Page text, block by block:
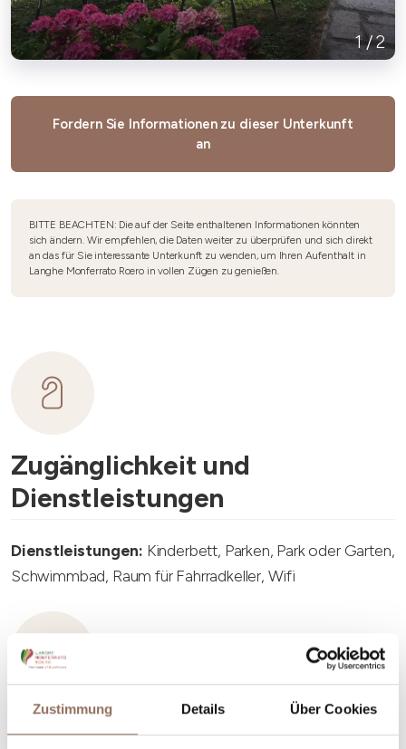
Zustimmung Details Über Cookies
1/2
Fordern Sie Informationen zu dieser Unterkunft
an
BITTE BEACHTEN: Die auf der Seite enthaltenen Informationen könnten
sich ändern. Wir empfehlen, die Daten weiter zu überprüfen und sich direkt
an das für Sie interessante Unterkunft zu wenden, um Ihren Aufenthalt in
Langhe Monferrato Roero in vollen Zügen zu genießen.
Zugänglichkeit und
Dienstleistungen
Dienstleistungen: Kinderbett, Parken, Park oder Garten,
Schwimmbad, Raum für Fahrradkeller, Wifi
Unterkunftskapazität